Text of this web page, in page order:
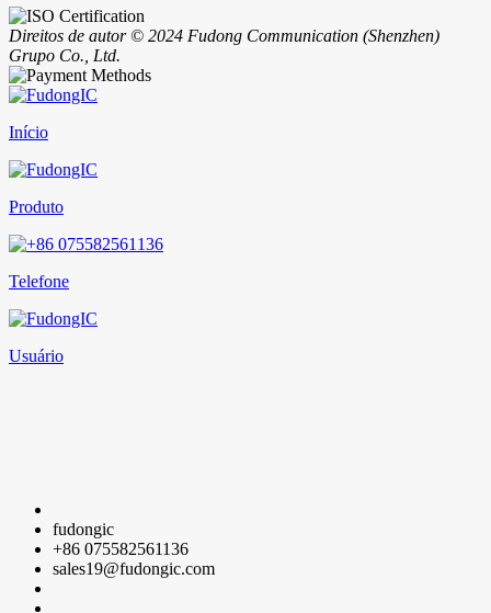
Direitos de autor © 2024 Fudong Communication (Shenzhen)
Grupo Co., Ltd.
Início
Produto
Telefone
Usuário
fudongic
+86 075582561136
sales19@fudongic.com